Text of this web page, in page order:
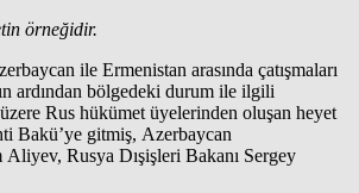
örneğidir.
ile Ermenistan arasında çatışmaları
ardından bölgedeki durum ile ilgili
Rus hükümet üyelerinden oluşan heyet
Bakü’ye gitmiş, Azerbaycan
Aliyev, Rusya Dışişleri Bakanı Sergey